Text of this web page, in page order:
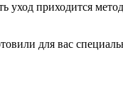
уход приходится
для вас